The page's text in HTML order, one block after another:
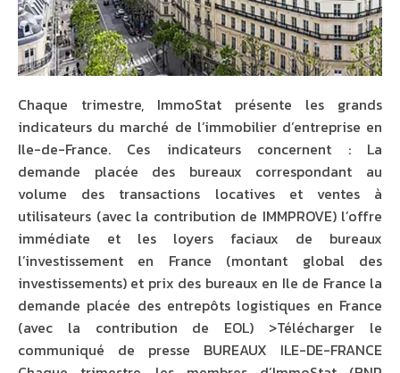
Chaque trimestre, ImmoStat présente les grands
indicateurs du marché de l’immobilier d’entreprise en
Ile-de-France. Ces indicateurs concernent : La
demande placée des bureaux correspondant au
volume des transactions locatives et ventes à
utilisateurs (avec la contribution de IMMPROVE) l’offre
immédiate et les loyers faciaux de bureaux
l’investissement en France (montant global des
investissements) et prix des bureaux en Ile de France la
demande placée des entrepôts logistiques en France
(avec la contribution de EOL) >Télécharger le
communiqué de presse BUREAUX ILE-DE-FRANCE